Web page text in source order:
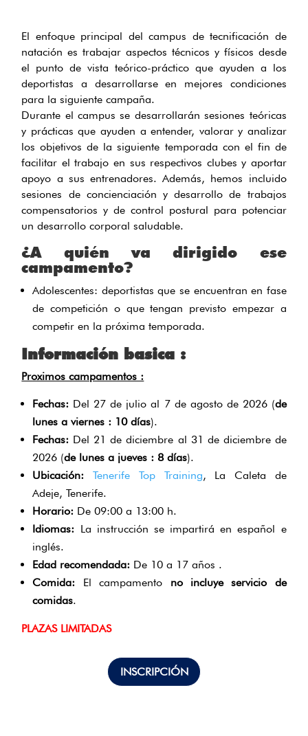
El enfoque principal del campus de tecnificación de
natación es trabajar aspectos técnicos y físicos desde
el punto de vista teórico-práctico que ayuden a los
deportistas a desarrollarse en mejores condiciones
para la siguiente campaña.
Durante el campus se desarrollarán sesiones teóricas
y prácticas que ayuden a entender, valorar y analizar
los objetivos de la siguiente temporada con el fin de
facilitar el trabajo en sus respectivos clubes y aportar
apoyo a sus entrenadores. Además, hemos incluido
sesiones de concienciación y desarrollo de trabajos
compensatorios y de control postural para potenciar
un desarrollo corporal saludable.
¿A quién va dirigido ese
campamento?
Adolescentes: deportistas que se encuentran en fase
de competición o que tengan previsto empezar a
competir en la próxima temporada.
Información basica :
Proximos campamentos :
Fechas: Del 27 de julio al 7 de agosto de 2026 (de
lunes a viernes : 10días).
Fechas: Del 21 de diciembre al 31 de diciembre de
2026 (de lunes a jueves : 8días).
Ubicación:
Tenerife Top Training, La Caleta de
Adeje, Tenerife.
Horario: De 09:00 a 13:00 h.
Idiomas: La instrucción se impartirá en español e
inglés.
Edad recomendada: De 10 a 17 años .
Comida: El campamento no incluye servicio de
comidas.
PLAZAS LIMITADAS
INSCRIPCIÓN